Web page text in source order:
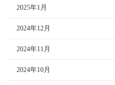
2025年1月
2024年12月
2024年11月
2024年10月